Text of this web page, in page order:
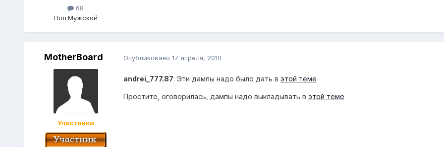
68
Пол:Мужской
MotherBoard
Участники
Опубликовано 17 апреля, 2010
andrei_777.87: Эти дампы надо было дать в этой теме
Простите, оговорилась, дампы надо выкладывать в этой теме